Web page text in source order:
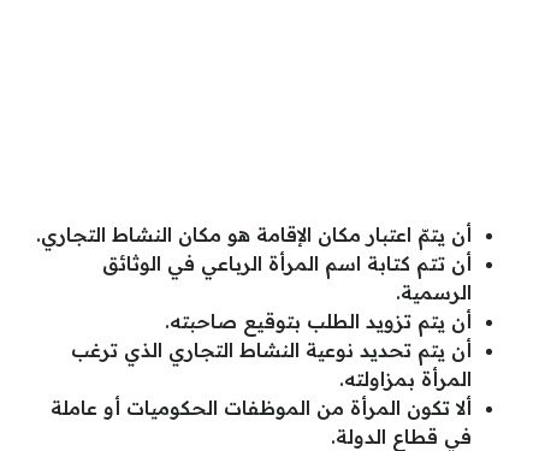
أن يتمّ اعتبار مكان الإقامة هو مكان النشاط التجاري.
أن تتم كتابة اسم المرأة الرباعي في الوثائق
الرسمية.
أن يتم تزويد الطلب بتوقيع صاحبته.
أن يتم تحديد نوعية النشاط التجاري الذي ترغب
المرأة بمزاولته.
ألا تكون المرأة من الموظفات الحكوميات أو عاملة
في قطاع الدولة.